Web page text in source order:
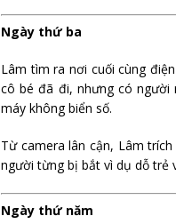
Ngày thứ ba
Lâm tìm ra nơi cuối cùng
cô bé đã đi, nhưng có
máy không biển số.
Từ camera lân cận, Lâm
người từng bị bắt vì dụ dỗ trẻ
Ngày thứ năm